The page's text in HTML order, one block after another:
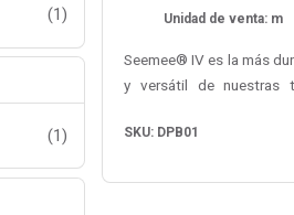
(1)
(1)
Unidad de venta: m
Seemee® IV es la más
y versátil de nuestras
intemperie,
técnico con que
SKU: DPB01